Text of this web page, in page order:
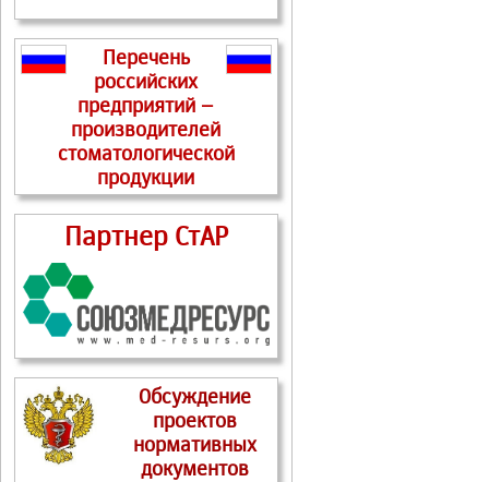
Перечень
российских
предприятий –
производителей
стоматологической
продукции
Партнер СтАР
Обсуждение
проектов
нормативных
документов